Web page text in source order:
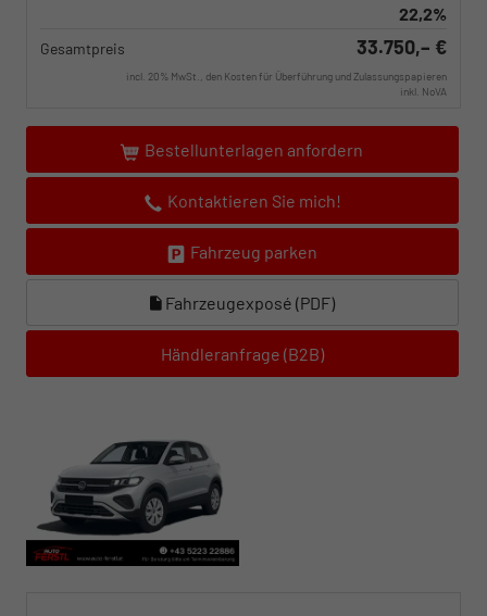
22,2%
Gesamtpreis 33.750,– €
incl. 20% MwSt., den Kosten für Überführung und Zulassungspapieren
inkl. NoVA
Bestellunterlagen anfordern
Kontaktieren Sie mich!
Fahrzeug parken
Fahrzeugexposé (PDF)
Händleranfrage (B2B)